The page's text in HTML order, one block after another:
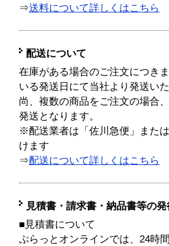
⇒送料について詳しくはこちら
配送について
在庫がある場合のご注文につき
いる発送日にて当社より発送い
尚、複数の商品をご注文の場合
発送となります。
※配送業者は「佐川急便」また
けます
⇒配送について詳しくはこちら
見積書・請求書・納品書等の
■見積書について
ぷらっとオンラインでは、24時